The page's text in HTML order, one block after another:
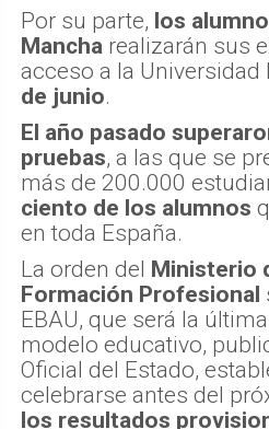
Por su parte, los
Mancha realizarán sus
acceso a la Universidad
de junio.
El año pasado
pruebas, a las que se
más de 200.000
ciento de los alumnos
en toda España.
La orden del Ministerio
Formación Profesional
EBAU, que será la
modelo educativo,
Oficial del Estado,
celebrarse antes del
los resultados